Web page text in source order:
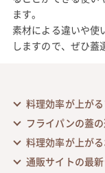
ます。
素材による違いや使
しますので、ぜひ蓋
料理効率が上が
フライパンの蓋
料理効率が上が
通販サイトの最